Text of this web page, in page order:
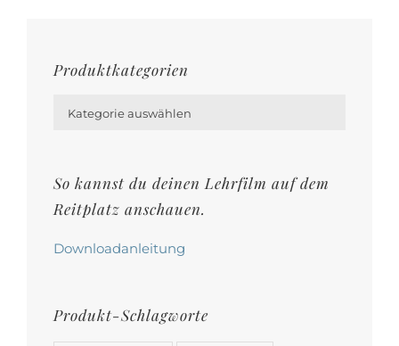
können
Produktseite
gewählt
werden
Produktkategorien
Kategorie auswählen
So kannst du deinen Lehrfilm auf dem
Reitplatz anschauen.
Downloadanleitung
Produkt-Schlagworte